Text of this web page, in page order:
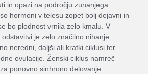
in opazi na področju zunanjega
hormoni v telesu zopet bolj dejavni in
bo plodnost vrnila zelo kmalu. V
je zelo značilno nihanje
neredni, daljši ali kratki ciklusi ter
ovulacije. Ženski ciklus namreč
ponovno sinhrono delovanje.